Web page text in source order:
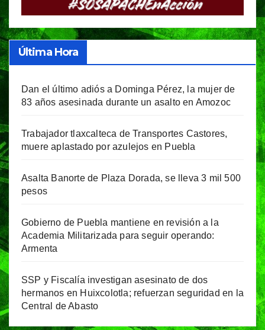
Última Hora
Dan el último adiós a Dominga Pérez, la mujer de
83 años asesinada durante un asalto en Amozoc
Trabajador tlaxcalteca de Transportes Castores,
muere aplastado por azulejos en Puebla
Asalta Banorte de Plaza Dorada, se lleva 3 mil 500
pesos
Gobierno de Puebla mantiene en revisión a la
Academia Militarizada para seguir operando:
Armenta
SSP y Fiscalía investigan asesinato de dos
hermanos en Huixcolotla; refuerzan seguridad en la
Central de Abasto